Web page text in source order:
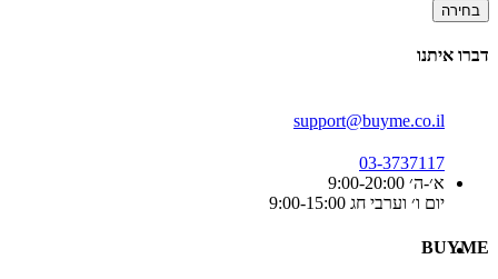
בחירה
דברו איתנו
support@buyme.co.il
03-3737117
א׳-ה׳ 9:00-20:00
יום ו׳ וערבי חג 9:00-15:00
BUYME